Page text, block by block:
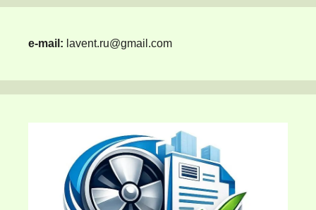
e-mail: lavent.ru@gmail.com